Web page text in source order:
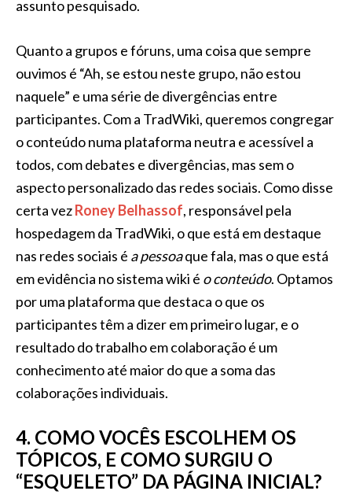
assunto pesquisado.
Quanto a grupos e fóruns, uma coisa que sempre
ouvimos é “Ah, se estou neste grupo, não estou
naquele” e uma série de divergências entre
participantes. Com a TradWiki, queremos congregar
o conteúdo numa plataforma neutra e acessível a
todos, com debates e divergências, mas sem o
aspecto personalizado das redes sociais. Como disse
certa vezRoney Belhassof, responsável pela
hospedagem da TradWiki, o que está em destaque
nas redes sociais é a pessoaque fala, mas o que está
em evidência no sistema wiki é o conteúdo. Optamos
por uma plataforma que destaca o que os
participantes têm a dizer em primeiro lugar, e o
resultado do trabalho em colaboração é um
conhecimento até maior do que a soma das
colaborações individuais.
4. COMO VOCÊS ESCOLHEM OS
TÓPICOS, E COMO SURGIU O
“ESQUELETO” DA PÁGINA INICIAL?